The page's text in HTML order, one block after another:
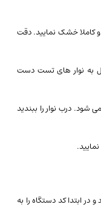
و کاملا خشک نمایید. دقت
به نوار های تست دست
درب نوار را ببندید
در ابتدا کد دستگاه را به